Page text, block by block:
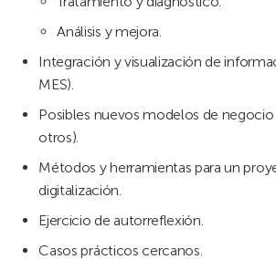
Análisis y mejora.
Integración y visualización de
MES).
Posibles nuevos modelos de negocio
otros).
Métodos y herramientas para un
digitalización.
Ejercicio de autorreflexión.
Casos prácticos cercanos.